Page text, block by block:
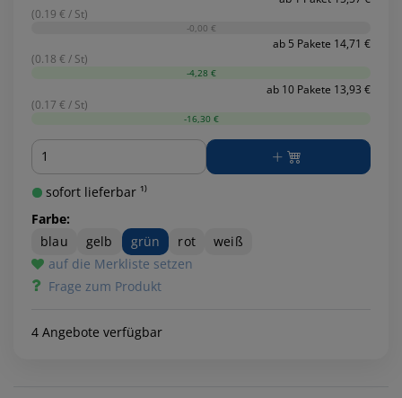
(0.19 € / St)
-0,00 €
ab 5 Pakete 14,71 €
(0.18 € / St)
-4,28 €
ab 10 Pakete 13,93 €
(0.17 € / St)
-16,30 €
Menge
sofort lieferbar ¹⁾
Farbe:
blau
gelb grün rot
weiß
auf die Merkliste setzen
Frage zum Produkt
4 Angebote verfügbar